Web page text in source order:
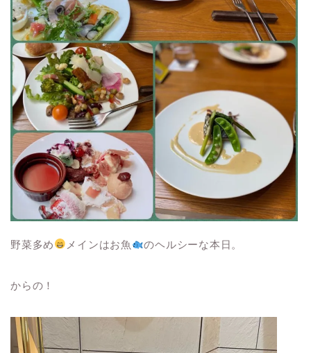
野菜多め メインはお魚 のヘルシーな本日。
からの！